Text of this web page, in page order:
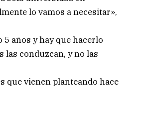
lo vamos a necesitar»,
años y hay que hacerlo
las conduzcan, y no las
que vienen planteando hace